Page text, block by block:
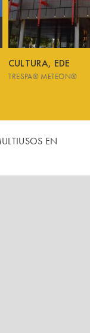
CULTURA, EDE
TRESPA® METEON®
EN